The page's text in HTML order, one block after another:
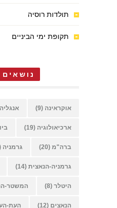
תולדות רוסיה
תקופת ימי הביניים
נושאים
אוקראינה (9) אנגליה
ארכיאולוגיה (19)
ברה"מ (20) גרמניה
גרמניה-הנאצית (14)
היטלר (8) המשטר-
הנאצים (12) העת-